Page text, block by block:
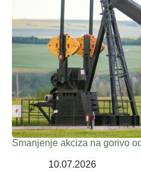
Smanjenje akciza na gorivo
10.07.2026